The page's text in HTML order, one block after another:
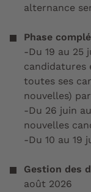
alternance
Phase
-Du 19 au 25
candidatures
toutes ses
nouvelles)
-Du 26 juin
nouvelles
-Du 10 au 19
Gestion des
août 2026